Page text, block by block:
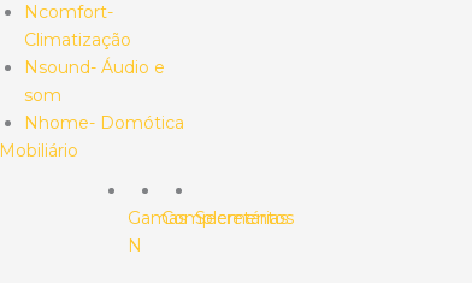
Ncomfort-
Climatização
Nsound- Áudio e
som
Nhome- Domótica
Mobiliário
Gamas
N
Complementos
Secretárias